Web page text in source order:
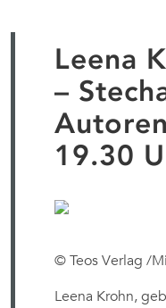
Leena
–
19.30
© Teos Verlag /
Leena Krohn,